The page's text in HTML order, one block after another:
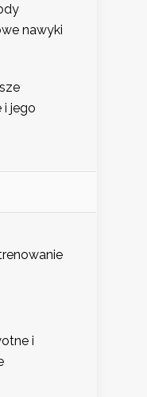
nawyki
i jego
i